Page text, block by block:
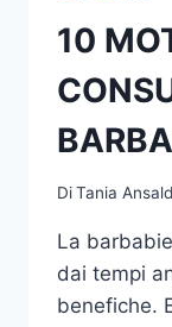
10
DiTania
La
dai tempi
benefiche.